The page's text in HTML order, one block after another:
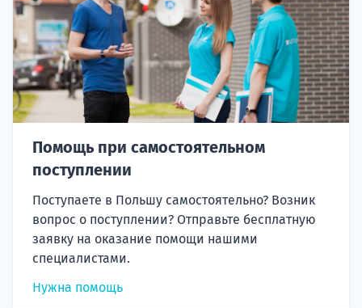
Помощь при самостоятельном
поступлении
Поступаете в Польшу самостоятельно? Возник
вопрос о поступлении? Отправьте бесплатную
заявку на оказание помощи нашими
специалистами.
Нужна помощь